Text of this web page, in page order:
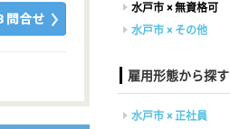
水戸市 × 無資格可
水戸市 × その他
雇用形態から探す
水戸市 × 正社員